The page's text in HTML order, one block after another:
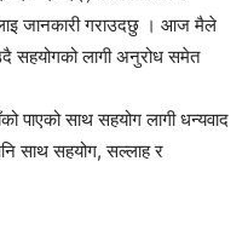
जानकारी गराउदछु । आज मैले
सहयोगको लागी अनुरोध समेत
पाएको साथ सहयोग लागी धन्यवाद
साथ सहयोग, सल्लाह र